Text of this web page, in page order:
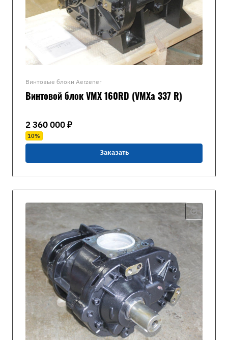
Винтовые блоки Aerzener
Винтовой блок VMX 160RD (VMXa 337 R)
2 360 000 ₽
10%
Заказать